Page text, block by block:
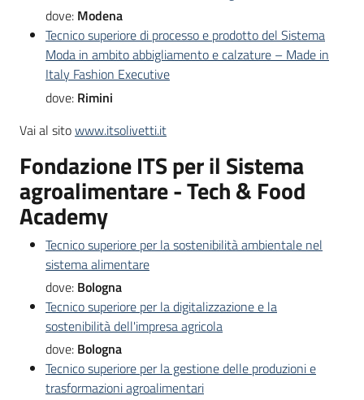
dove: Modena
Tecnico superiore di processo e prodotto del Sistema
Moda in ambito abbigliamento e calzature – Made in
Italy Fashion Executive
dove: Rimini
Vai al sitowww.itsolivetti.it
Fondazione ITS per il Sistema
agroalimentare - Tech & Food
Academy
Tecnico superiore per la sostenibilità ambientale nel
sistema alimentare
dove: Bologna
Tecnico superiore per la digitalizzazione e la
sostenibilità dell'impresa agricola
dove: Bologna
Tecnico superiore per la gestione delle produzioni e
trasformazioni agroalimentari